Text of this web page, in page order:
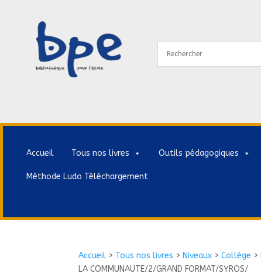
Accueil Tous nos livres Outils pédagogiques
Méthode Ludo Téléchargement
Accueil > Tous nos livres > Niveaux >Collège >
LA COMMUNAUTE/2/GRAND FORMAT/SYROS/